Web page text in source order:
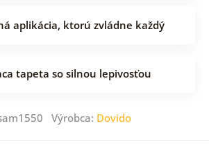
aplikácia, ktorú zvládne každý
tapeta so silnou lepivosťou
Výrobca: Dovido